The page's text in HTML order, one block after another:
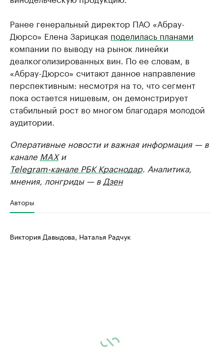
Ранее генеральный директор ПАО «Абрау-
Дюрсо» Елена Зарицкая поделилась планами
компании по выводу на рынок линейки
деалкоголизированных вин. По ее словам, в
«Абрау-Дюрсо» считают данное направление
перспективным: несмотря на то, что сегмент
пока остается нишевым, он демонстрирует
стабильный рост во многом благодаря молодой
аудитории.
Оперативные новости и важная информация — в
канале MAXи
Telegram-канале РБК Краснодар. Аналитика,
мнения, лонгриды — в Дзен
Авторы
Виктория Давыдова, Наталья Радчук